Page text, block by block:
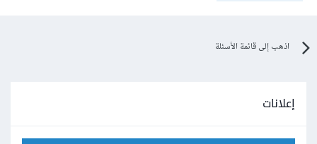
اذهب إلى قائمة الأسئلة
إعلانات